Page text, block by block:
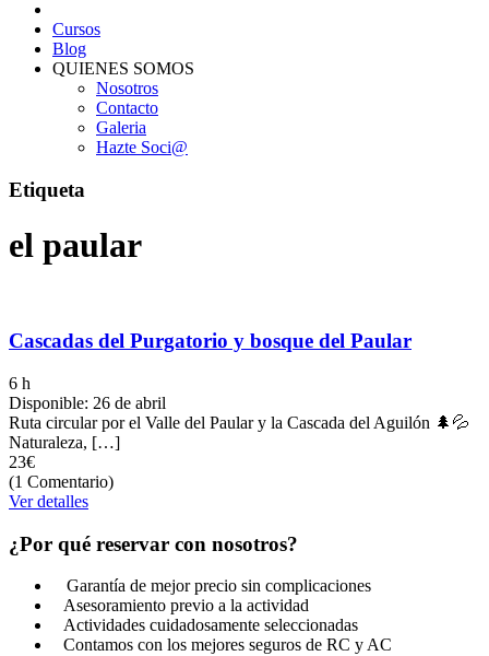
Cursos
Blog
QUIENES SOMOS
Nosotros
Contacto
Galeria
Hazte Soci@
Etiqueta
el paular
Cascadas del Purgatorio y bosque del Paular
6 h
Disponible: 26 de abril
Ruta circular por el Valle del Paular y la Cascada del Aguilón 🌲💦
Naturaleza, […]
23€
(1 Comentario)
Ver detalles
¿Por qué reservar con nosotros?
Garantía de mejor precio sin complicaciones
Asesoramiento previo a la actividad
Actividades cuidadosamente seleccionadas
Contamos con los mejores seguros de RC y AC